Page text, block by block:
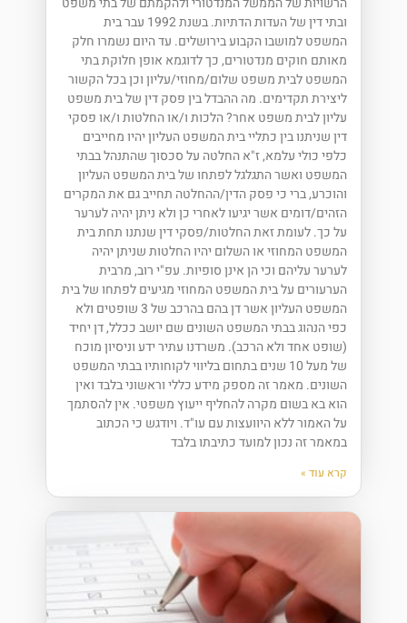
ובתי דין של העדות הדתיות. בשנת 1992 עבר בית
המשפט למושבו הקבוע בירושלים. עד היום נשמרו חלק
מאותם חוקים מנדטורים, כך לדוגמא אופן חלוקת בתי
המשפט לבית משפט שלום/מחוזי/עליון וכן בכל הקשור
ליצירת תקדימים. מה ההבדל בין פסק דין של בית משפט
עליון לבית משפט אחר? הלכות ו/או החלטות ו/או פסקי
דין שניתנו בין כתליי בית המשפט העליון יהיו מחייבים
כלפי כולי עלמא, ז"א החלטה על סכסוך שהתנהל בבתי
המשפט ואשר התגלגל לפתחו של בית המשפט העליון
והוכרע, ברי כי פסק הדין/ההחלטה תחייב גם את המקרים
הזהים/דומים אשר יגיעו לאחרי כן ולא ניתן יהיה לערער
על כך. לעומת זאת החלטות/פסקי דין שנתנו תחת בית
המשפט המחוזי או השלום יהיו החלטות שניתן יהיה
לערער עליהם וכי הן אינן סופיות. עפ"י רוב, מרבית
הערעורים על בית המשפט המחוזי מגיעים לפתחו של בית
המשפט העליון אשר דן בהם בהרכב של 3 שופטים ולא
כפי הנהוג בבתי המשפט השונים שם יושב ככלל, דן יחיד
(שופט אחד ולא הרכב). משרדנו עתיר ידע וניסיון מוכח
של מעל 10 שנים בתחום בליווי לקוחותיו בבתי המשפט
השונים. מאמר זה מספק מידע כללי וראשוני בלבד ואין
הוא בא בשום מקרה להחליף ייעוץ משפטי. אין להסתמך
על האמור ללא היוועצות עם עו"ד. ויודגש כי הכתוב
במאמר זה נכון למועד כתיבתו בלבד
קרא עוד »